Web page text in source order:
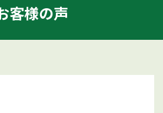
客様の声